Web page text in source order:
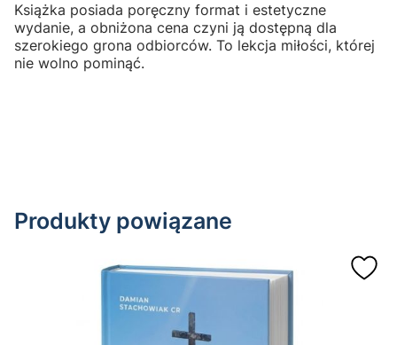
Książka posiada poręczny format i estetyczne
wydanie, a obniżona cena czyni ją dostępną dla
szerokiego grona odbiorców. To lekcja miłości, której
nie wolno pominąć.
Produkty powiązane